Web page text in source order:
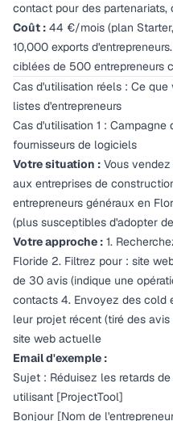
contact pour des partenariats,
Coût : 44 €/mois (plan
10,000 exports
ciblées de 500 entrepreneurs
Cas d'utilisation réels : Ce
listes d'entrepreneurs
Cas d'utilisation 1 :
fournisseurs de logiciels
Votre situation : Vous
aux entreprises de
entrepreneurs généraux en
(plus susceptibles d'adopter
Votre approche : 1.
Floride 2. Filtrez pour : site
de 30 avis (indique une
contacts 4. Envoyez des cold
leur projet récent (tiré des
site web actuelle
Email d'exemple :
Sujet : Réduisez les retards
utilisant [ProjectTool]
Bonjour [Nom de